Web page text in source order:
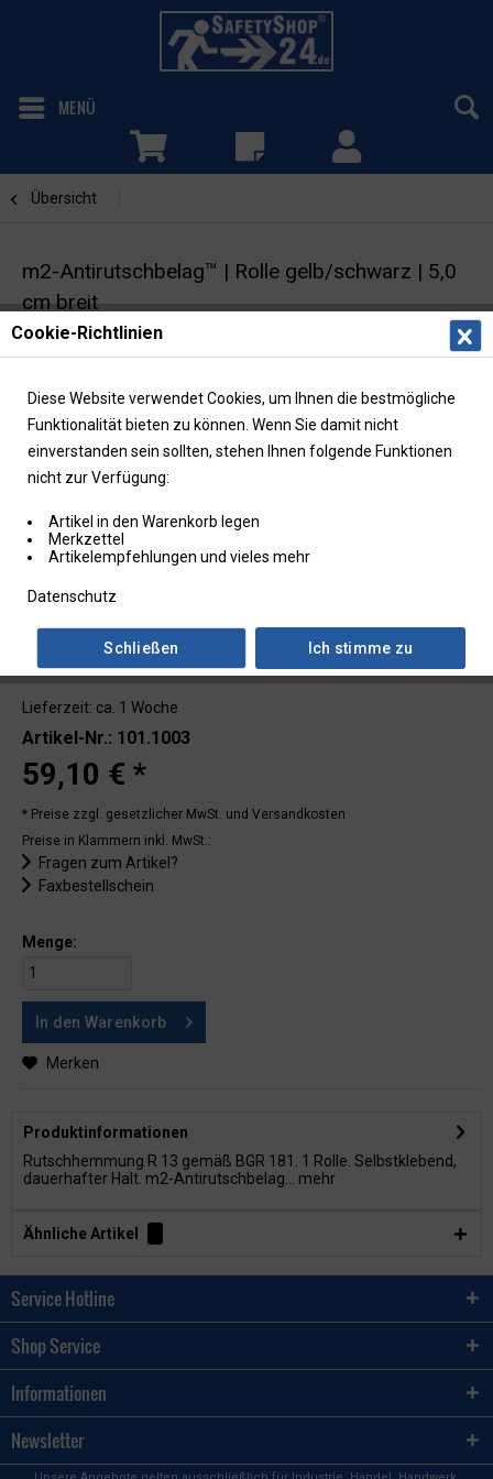
MENÜ
Übersicht
m2-Antirutschbelag™ | Rolle gelb/schwarz | 5,0
cm breit
Lieferzeit: ca. 1 Woche
Artikel-Nr.: 101.1003
59,10 € *
* Preise zzgl. gesetzlicher MwSt. und Versandkosten
Preise in Klammern inkl. MwSt.:
Fragen zum Artikel?
Faxbestellschein
Menge:
In den Warenkorb
Merken
Produktinformationen
Rutschhemmung R 13 gemäß BGR 181. 1 Rolle. Selbstklebend,
dauerhafter Halt. m2-Antirutschbelag...
mehr
Ähnliche Artikel
Service Hotline
Shop Service
Informationen
Newsletter
Cookie-Richtlinien
Diese Website verwendet Cookies, um Ihnen die bestmögliche
Funktionalität bieten zu können. Wenn Sie damit nicht
einverstanden sein sollten, stehen Ihnen folgende Funktionen
nicht zur Verfügung:
Artikel in den Warenkorb legen
Merkzettel
Artikelempfehlungen und vieles mehr
Datenschutz
Ich stimme zu
Schließen